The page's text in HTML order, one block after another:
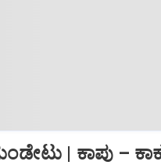
| ಕಾಪು –